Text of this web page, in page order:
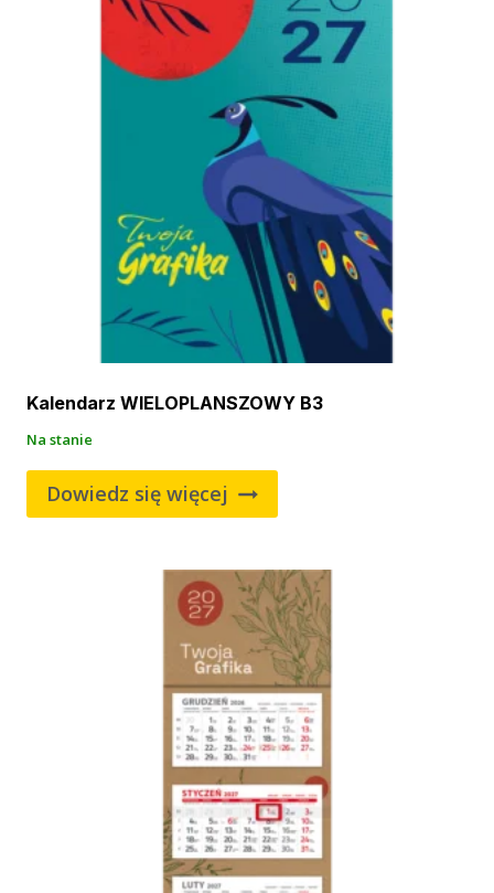
Kalendarz WIELOPLANSZOWY B3
Na stanie
Dowiedz się więcej